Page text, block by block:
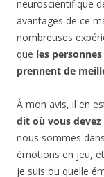
neuroscientifique
avantages de ce
nombreuses
que les
prennent de
À mon avis, il en
dit où vous
nous sommes
émotions en jeu,
je suis ou quelle